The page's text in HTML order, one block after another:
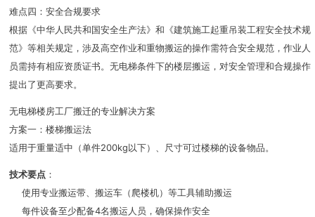
难点四：安全合规要求
根据《中华人民共和国安全生产法》和《建筑施工起重吊装工程安全技术规
范》等相关规定，涉及高空作业和重物搬运的操作需符合安全规范，作业人
员需持有相应资质证书。无电梯条件下的楼层搬运，对安全管理和合规操作
提出了更高要求。
无电梯楼房工厂搬迁的专业解决方案
方案一：楼梯搬运法
适用于重量适中（单件200kg以下）、尺寸可过楼梯的设备物品。
技术要点 ：
使用专业搬运带、搬运车（爬楼机）等工具辅助搬运
每件设备至少配备4名搬运人员，确保操作安全